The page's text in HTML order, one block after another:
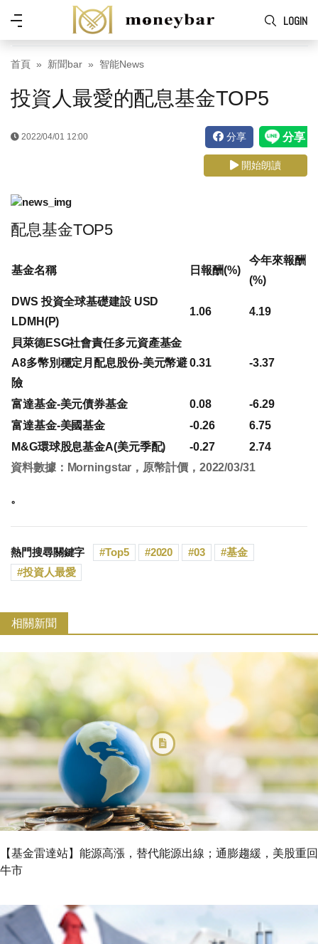
Skip to main content
LOGIN
功
能
表
首頁 新聞bar 智能News
投資人最愛的配息基金TOP5
2022/04/01 12:00 分享
開始朗讀
配息基金TOP5
基金名稱 日報酬(%)
今年來報酬
(%)
DWS 投資全球基礎建設 USD
LDMH(P)
1.06 4.19
貝萊德ESG社會責任多元資產基金
A8多幣別穩定月配息股份-美元幣避
險
0.31 -3.37
富達基金-美元債券基金 0.08
-6.29
富達基金-美國基金
-0.26
6.75
M&G環球股息基金A(美元季配)
-0.27
2.74
資料數據：Morningstar，原幣計價，2022/03/31
。
熱門搜尋關鍵字 Top5 2020 03
基金
投資人最愛
相關新聞
【基金雷達站】能源高漲，替代能源出線；通膨趨緩，美股重回
牛市